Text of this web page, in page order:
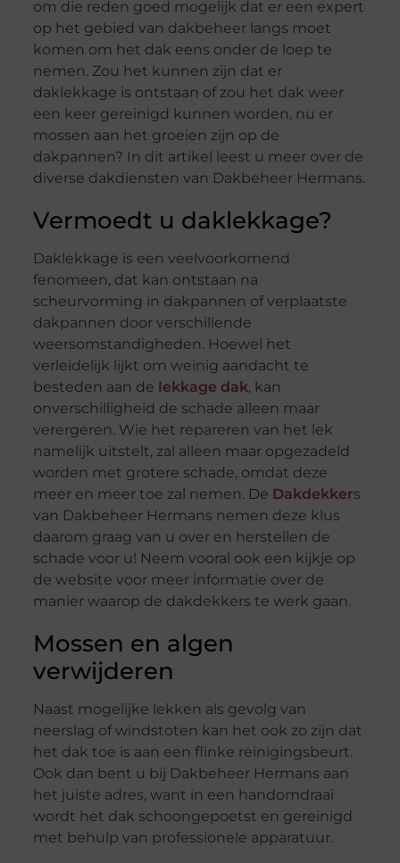
om die reden goed mogelijk dat er een expert
op het gebied van dakbeheer langs moet
komen om het dak eens onder de loep te
nemen. Zou het kunnen zijn dat er
daklekkage is ontstaan of zou het dak weer
een keer gereinigd kunnen worden, nu er
mossen aan het groeien zijn op de
dakpannen? In dit artikel leest u meer over de
diverse dakdiensten van Dakbeheer Hermans.
Vermoedt u daklekkage?
Daklekkage is een veelvoorkomend
fenomeen, dat kan ontstaan na
scheurvorming in dakpannen of verplaatste
dakpannen door verschillende
weersomstandigheden. Hoewel het
verleidelijk lijkt om weinig aandacht te
besteden aan de lekkage dak, kan
onverschilligheid de schade alleen maar
verergeren. Wie het repareren van het lek
namelijk uitstelt, zal alleen maar opgezadeld
worden met grotere schade, omdat deze
meer en meer toe zal nemen. De Dakdekkers
van Dakbeheer Hermans nemen deze klus
daarom graag van u over en herstellen de
schade voor u! Neem vooral ook een kijkje op
de website voor meer informatie over de
manier waarop de dakdekkers te werk gaan.
Mossen en algen
verwijderen
Naast mogelijke lekken als gevolg van
neerslag of windstoten kan het ook zo zijn dat
het dak toe is aan een flinke reinigingsbeurt.
Ook dan bent u bij Dakbeheer Hermans aan
het juiste adres, want in een handomdraai
wordt het dak schoongepoetst en gereinigd
met behulp van professionele apparatuur.